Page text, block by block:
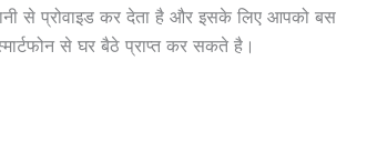
से प्रोवाइड कर देता है और इसके लिए आपको बस
से घर बैठे प्राप्त कर सकते है।